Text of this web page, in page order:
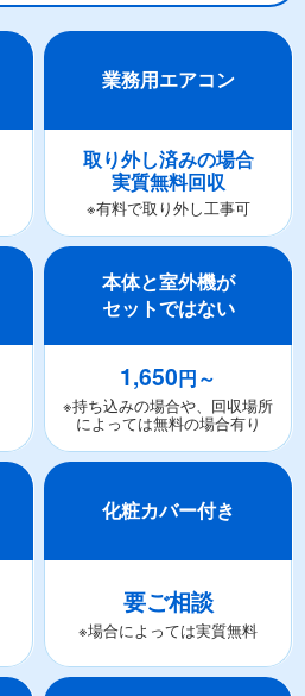
業務用エアコン
取り外し済みの場合
実質無料回収
※有料で取り外し工事可
本体と室外機が
セットではない
1,650円～
※持ち込みの場合や、回収場所
によっては無料の場合有り
化粧カバー付き
要ご相談
※場合によっては実質無料